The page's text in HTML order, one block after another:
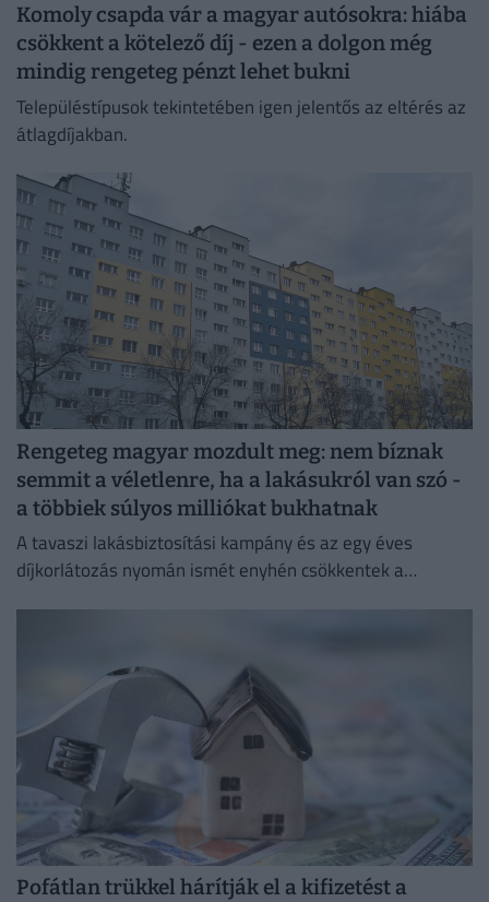
Komoly csapda vár a magyar autósokra: hiába
csökkent a kötelező díj - ezen a dolgon még
mindig rengeteg pénzt lehet bukni
Településtípusok tekintetében igen jelentős az eltérés az
átlagdíjakban.
Rengeteg magyar mozdult meg: nem bíznak
semmit a véletlenre, ha a lakásukról van szó -
a többiek súlyos milliókat bukhatnak
A tavaszi lakásbiztosítási kampány és az egy éves
díjkorlátozás nyomán ismét enyhén csökkentek a
Pofátlan trükkel hárítják el a kifizetést a